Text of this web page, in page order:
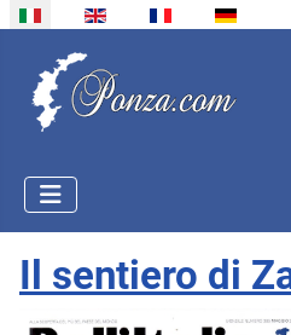
Seleziona la tua lingua
Il sentiero di